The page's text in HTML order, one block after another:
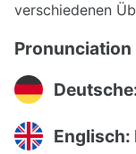
verschiedenen
Pronunciation
Englisch: